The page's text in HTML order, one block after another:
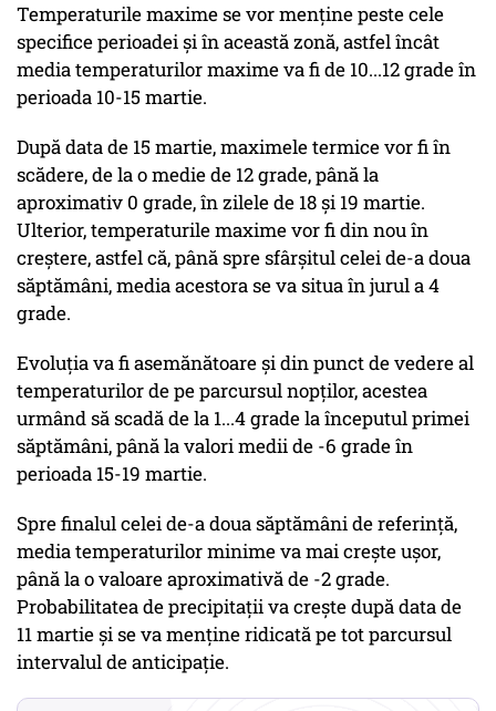
Temperaturile maxime se vor menține peste cele
specifice perioadei și în această zonă, astfel încât
media temperaturilor maxime va fi de 10...12 grade în
perioada 10-15 martie.
După data de 15 martie, maximele termice vor fi în
scădere, de la o medie de 12 grade, până la
aproximativ 0 grade, în zilele de 18 și 19 martie.
Ulterior, temperaturile maxime vor fi din nou în
creștere, astfel că, până spre sfârșitul celei de-a doua
săptămâni, media acestora se va situa în jurul a 4
grade.
Evoluția va fi asemănătoare și din punct de vedere al
temperaturilor de pe parcursul nopților, acestea
urmând să scadă de la 1...4 grade la începutul primei
săptămâni, până la valori medii de -6 grade în
perioada 15-19 martie.
Spre finalul celei de-a doua săptămâni de referință,
media temperaturilor minime va mai crește ușor,
până la o valoare aproximativă de -2 grade.
Probabilitatea de precipitații va crește după data de
11 martie și se va menține ridicată pe tot parcursul
intervalul de anticipație.